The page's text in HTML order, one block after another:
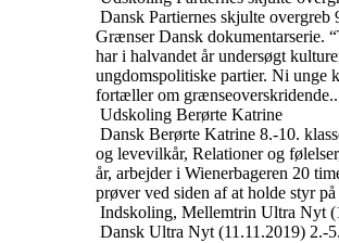
Dansk Partiernes skjulte overgreb
Grænser Dansk dokumentarserie.
har i halvandet år undersøgt
ungdomspolitiske partier. Ni unge
fortæller om grænseoverskridende..
Udskoling Berørte Katrine
Dansk Berørte Katrine 8.-10.
og levevilkår, Relationer og
år, arbejder i Wienerbageren 20
prøver ved siden af at holde styr
Indskoling, Mellemtrin Ultra Nyt
Dansk Ultra Nyt (11.11.2019) 2.-